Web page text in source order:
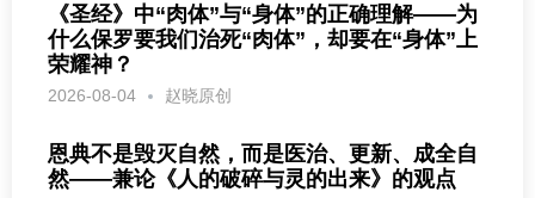
《圣经》中“肉体”与“身体”的正确理解——为
什么保罗要我们治死“肉体”，却要在“身体”上
荣耀神？
2026-08-04 赵晓原创
恩典不是毁灭自然，而是医治、更新、成全自
然——兼论《人的破碎与灵的出来》的观点